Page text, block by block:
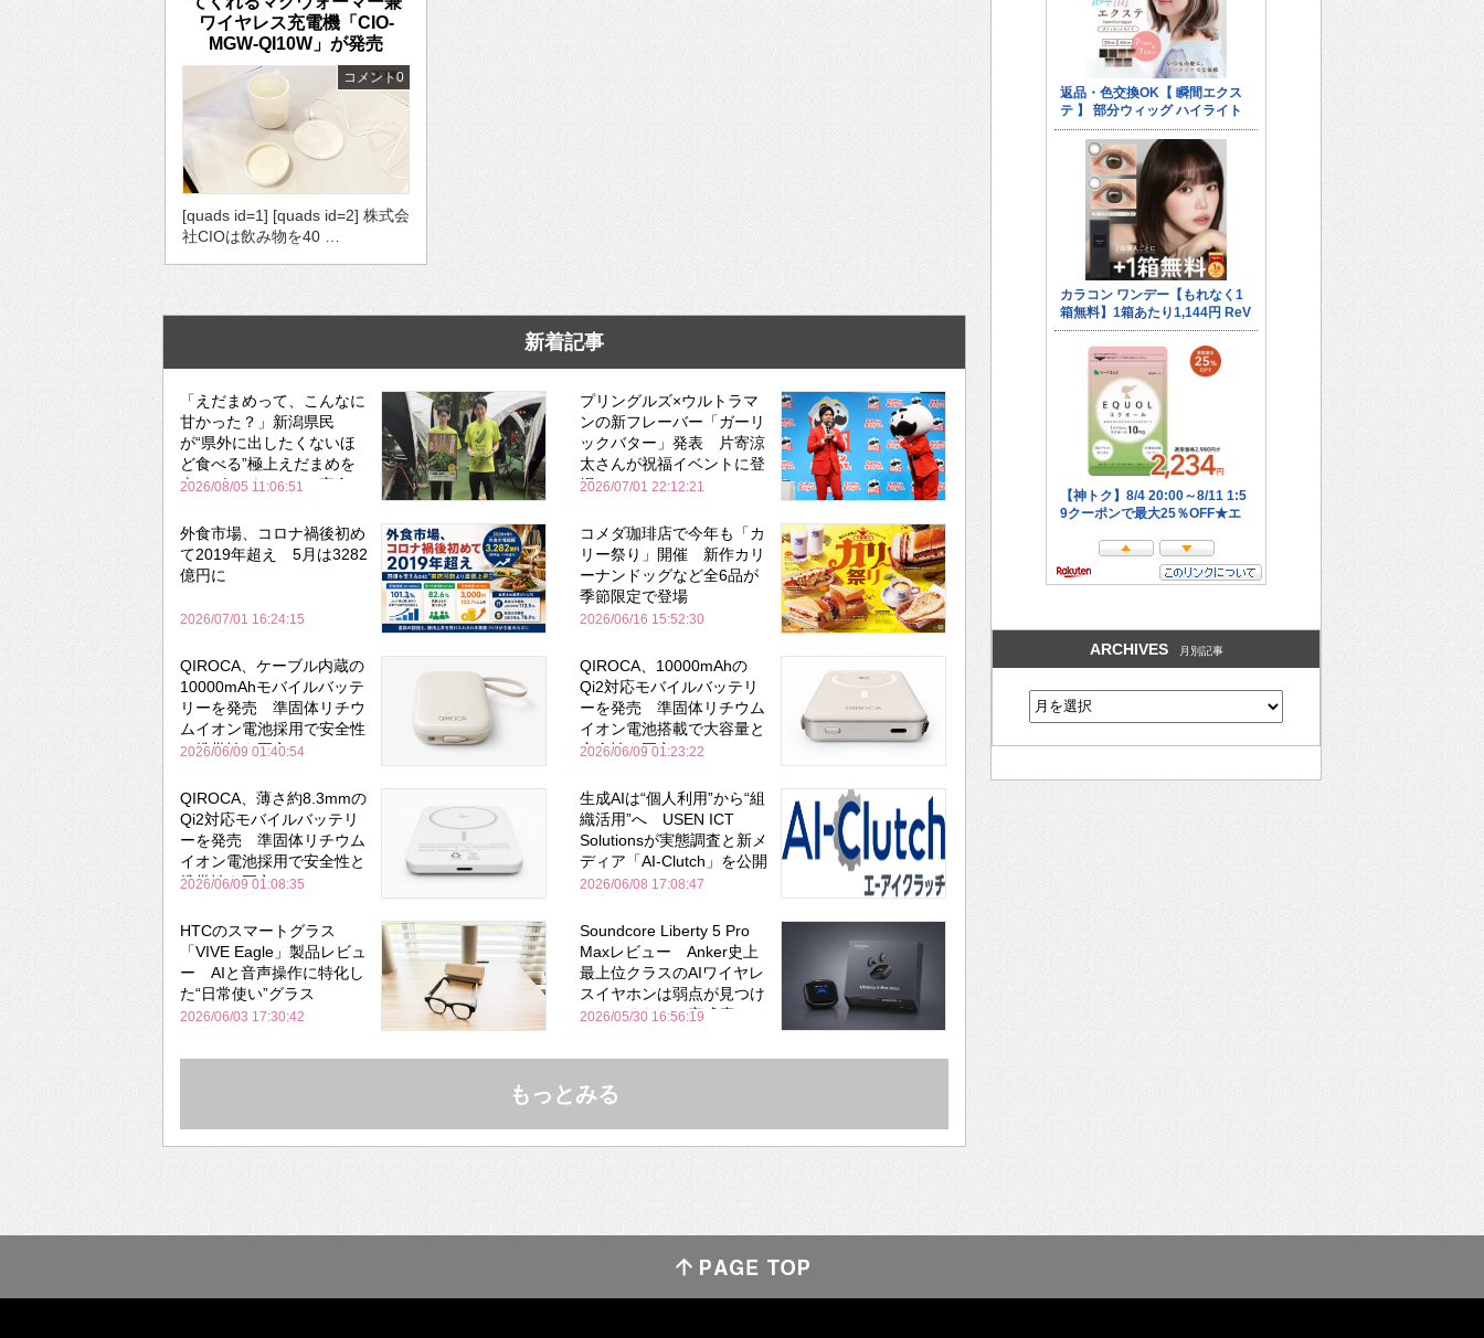
ワイヤレス充電機「CIO-
MGW-QI10W」が発売
コメント0
[quads id=1] [quads id=2] 株式会
社CIOは飲み物を40 …
新着記事
「えだまめって、こんなに
甘かった？」新潟県民
が“県外に出したくないほ
ど食べる”極上えだまめを
森のビアガーデンで実食
2026/08/05 11:06:51
プリングルズ×ウルトラマ
ンの新フレーバー「ガーリ
ックバター」発表 片寄涼
太さんが祝福イベントに登
場
2026/07/01 22:12:21
外食市場、コロナ禍後初め
て2019年超え 5月は3282
億円に
2026/07/01 16:24:15
コメダ珈琲店で今年も「カ
リー祭り」開催 新作カリ
ーナンドッグなど全6品が
季節限定で登場
2026/06/16 15:52:30
QIROCA、ケーブル内蔵の
10000mAhモバイルバッテ
リーを発売 準固体リチウ
ムイオン電池採用で安全性
と携帯性を両立
2026/06/09 01:40:54
QIROCA、10000mAhの
Qi2対応モバイルバッテリ
ーを発売 準固体リチウム
イオン電池搭載で大容量と
安全性を両立
2026/06/09 01:23:22
QIROCA、薄さ約8.3mmの
Qi2対応モバイルバッテリ
ーを発売 準固体リチウム
イオン電池採用で安全性と
携帯性を両立
2026/06/09 01:08:35
生成AIは“個人利用”から“組
織活用”へ USEN ICT
Solutionsが実態調査と新メ
ディア「AI-Clutch」を公開
2026/06/08 17:08:47
HTCのスマートグラス
「VIVE Eagle」製品レビュ
ー AIと音声操作に特化し
た“日常使い”グラス
2026/06/03 17:30:42
Soundcore Liberty 5 Pro
Maxレビュー Anker史上
最上位クラスのAIワイヤレ
スイヤホンは弱点が見つけ
づらいくらいの完成度にび
Bose並み
2026/05/30 16:56:19
もっとみる
ARCHIVES 月別記事